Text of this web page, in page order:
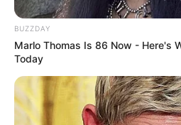
BUZZDAY
Marlo Thomas Is 86 Now - Here's
Today